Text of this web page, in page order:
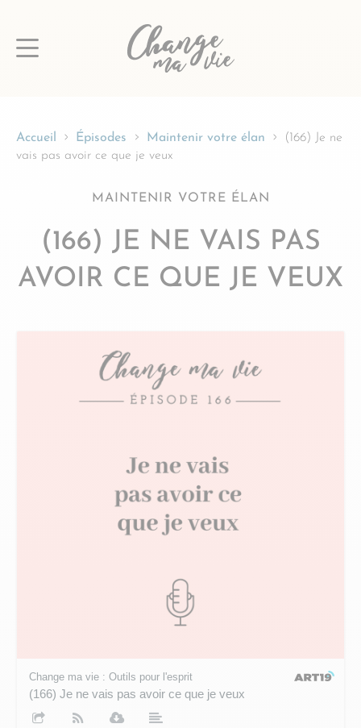
au
Accueil Épisodes Maintenir votre élan
(166) Je ne
vais pas avoir ce que je veux
MAINTENIR VOTRE ÉLAN
(166) JE NE VAIS PAS
AVOIR CE QUE JE VEUX
Change ma vie : Outils pour l'esprit
(166) Je ne vais pas avoir ce que je veux